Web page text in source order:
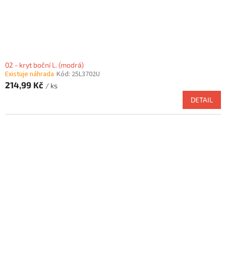
02 - kryt boční L. (modrá)
Existuje náhrada Kód: 25L3702U
214,99 Kč / ks
DETAIL